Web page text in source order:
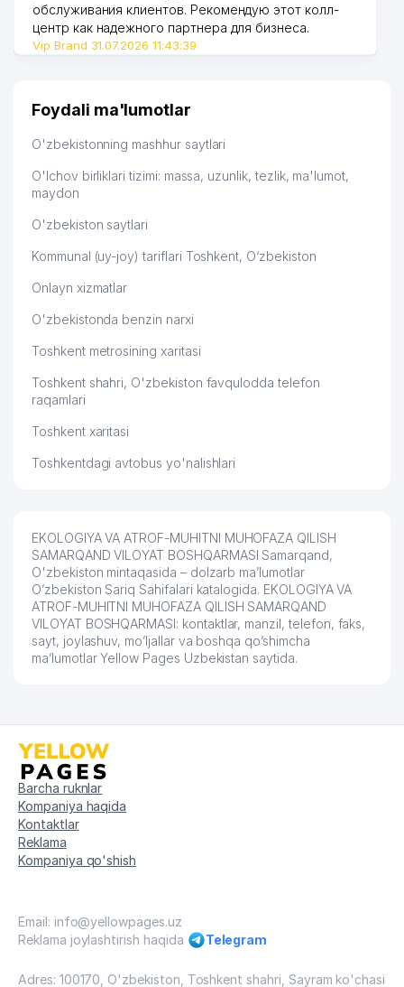
обслуживания клиентов. Рекомендую этот колл-
центр как надежного партнера для бизнеса.
Vip Brand 31.07.2026 11:43:39
Foydali ma'lumotlar
O'zbekistonning mashhur saytlari
O'lchov birliklari tizimi: massa, uzunlik, tezlik, ma'lumot,
maydon
O'zbekiston saytlari
Kommunal (uy-joy) tariflari Toshkent, O‘zbekiston
Onlayn xizmatlar
O'zbekistonda benzin narxi
Toshkent metrosining xaritasi
Toshkent shahri, O'zbekiston favqulodda telefon
raqamlari
Toshkent xaritasi
Toshkentdagi avtobus yo'nalishlari
EKOLOGIYA VA ATROF-MUHITNI MUHOFAZA QILISH
SAMARQAND VILOYAT BOSHQARMASI Samarqand,
O'zbekiston mintaqasida – dolzarb ma’lumotlar
O’zbekiston Sariq Sahifalari katalogida. EKOLOGIYA VA
ATROF-MUHITNI MUHOFAZA QILISH SAMARQAND
VILOYAT BOSHQARMASI: kontaktlar, manzil, telefon, faks,
sayt, joylashuv, mo’ljallar va boshqa qo’shimcha
ma’lumotlar Yellow Pages Uzbekistan saytida.
Barcha ruknlar
Kompaniya haqida
Kontaktlar
Reklama
Kompaniya qo'shish
Email: info@yellowpages.uz
Reklama joylashtirish haqida
Telegram
Adres: 100170, O'zbekiston, Toshkent shahri, Sayram ko'chasi